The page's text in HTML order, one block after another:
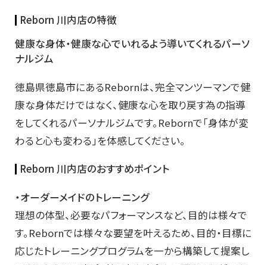
Reborn 川内店の特徴
健康な身体・健康な心でいれるよう導いてくれるパーソ
ナルジム
徳島県徳島市にあるRebornは、完全マンツーマンで健
康な身体だけではなく、健康な心を取り戻す為の指導
をしてくれるパーソナルジムです。Rebornで「身体が変
わると心も変わる」を体感してください。
Reborn 川内店のおすすめポイント
・オーダーメイドのトレーニング
理想の体型、必要なパフォーマンスなど、目的は様々で
す。Rebornでは様々な要望を叶えるため、目的・目標に
応じたトレーニングプログラムを一から構築して提案し